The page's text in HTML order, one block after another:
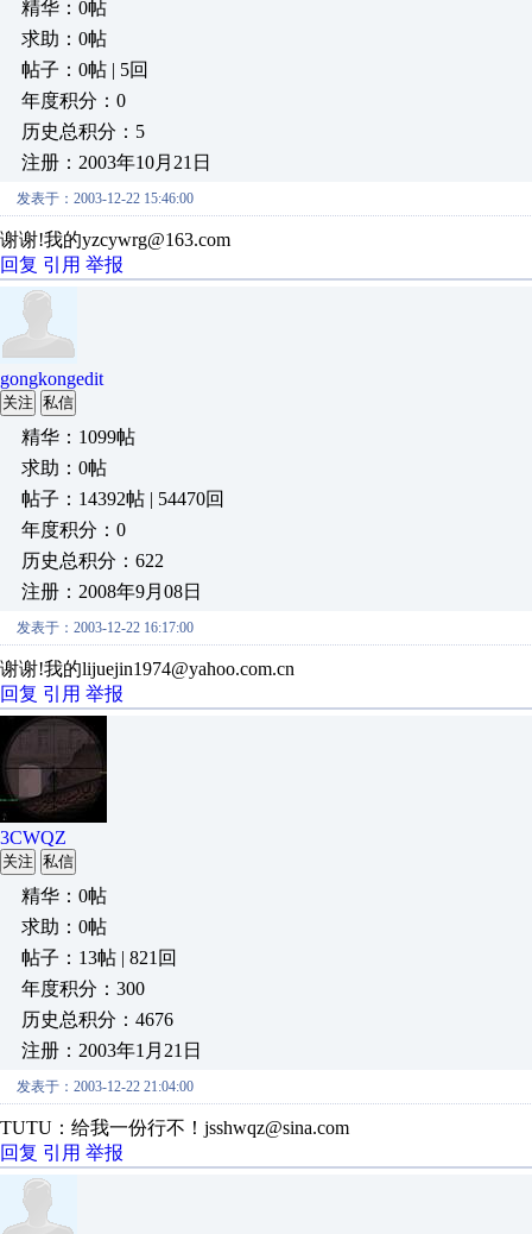
精华：0帖
求助：0帖
帖子：0帖 | 5回
年度积分：0
历史总积分：5
注册：2003年10月21日
发表于：2003-12-22 15:46:00
谢谢!我的yzcywrg@163.com
回复 引用 举报
gongkongedit
关注 私信
精华：1099帖
求助：0帖
帖子：14392帖 | 54470回
年度积分：0
历史总积分：622
注册：2008年9月08日
发表于：2003-12-22 16:17:00
谢谢!我的lijuejin1974@yahoo.com.cn
回复 引用 举报
3CWQZ
关注 私信
精华：0帖
求助：0帖
帖子：13帖 | 821回
年度积分：300
历史总积分：4676
注册：2003年1月21日
发表于：2003-12-22 21:04:00
TUTU：给我一份行不！jsshwqz@sina.com
回复 引用 举报